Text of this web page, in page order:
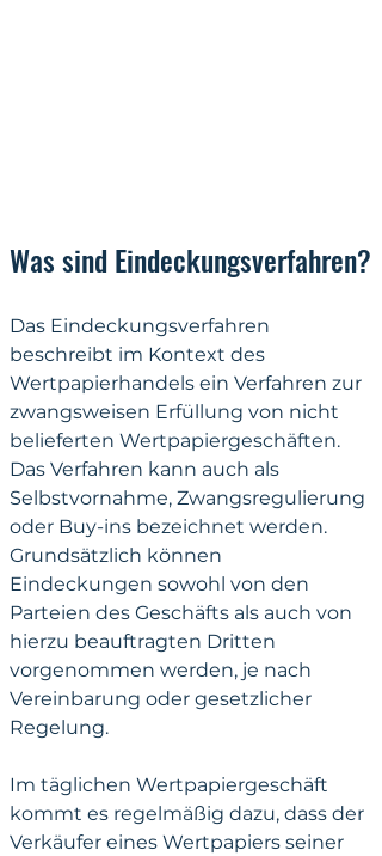
Was sind Eindeckungsverfahren?
Das Eindeckungsverfahren
beschreibt im Kontext des
Wertpapierhandels ein Verfahren zur
zwangsweisen Erfüllung von nicht
belieferten Wertpapiergeschäften.
Das Verfahren kann auch als
Selbstvornahme, Zwangsregulierung
oder Buy-ins bezeichnet werden.
Grundsätzlich können
Eindeckungen sowohl von den
Parteien des Geschäfts als auch von
hierzu beauftragten Dritten
vorgenommen werden, je nach
Vereinbarung oder gesetzlicher
Regelung.
Im täglichen Wertpapiergeschäft
kommt es regelmäßig dazu, dass der
Verkäufer eines Wertpapiers seiner